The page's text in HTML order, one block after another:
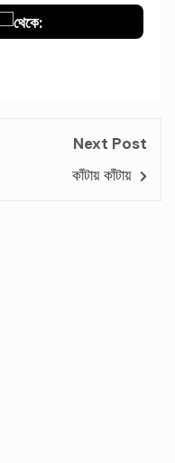
থেকে:
Next Post
কাঁটায় কাঁটায়